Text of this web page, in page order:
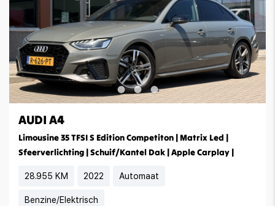
AUDI A4
Limousine 35 TFSI S Edition Competiton | Matrix Led |
Sfeerverlichting | Schuif/Kantel Dak | Apple Carplay |
28.955 KM 2022 Automaat
Benzine/Elektrisch